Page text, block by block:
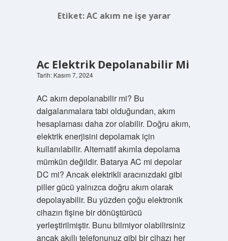
Etiket:AC akım ne işe yarar
Ac Elektrik Depolanabilir Mi
Tarih: Kasım 7, 2024
AC akım depolanabilir mi? Bu
dalgalanmalara tabi olduğundan, akım
hesaplaması daha zor olabilir. Doğru akım,
elektrik enerjisini depolamak için
kullanılabilir. Alternatif akımla depolama
mümkün değildir. Batarya AC mi depolar
DC mi? Ancak elektrikli aracınızdaki gibi
piller gücü yalnızca doğru akım olarak
depolayabilir. Bu yüzden çoğu elektronik
cihazın fişine bir dönüştürücü
yerleştirilmiştir. Bunu bilmiyor olabilirsiniz
ancak akıllı telefonunuz gibi bir cihazı her